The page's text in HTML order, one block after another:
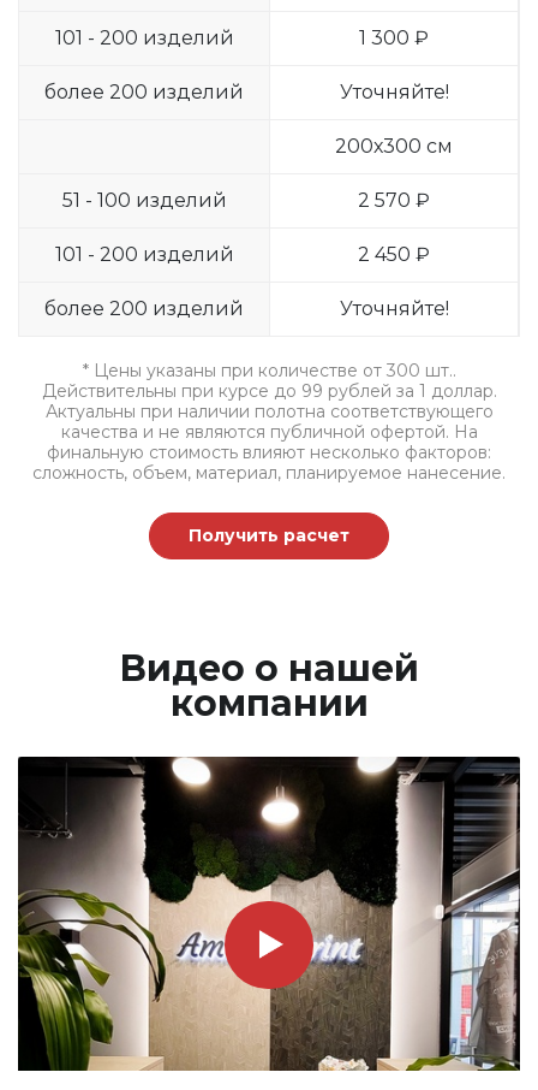
101 - 200 изделий 1 300 ₽
более 200 изделий Уточняйте!
200х300 см
51 - 100 изделий 2 570 ₽
101 - 200 изделий 2 450 ₽
более 200 изделий Уточняйте!
* Цены указаны при количестве от 300 шт..
Действительны при курсе до 99 рублей за 1 доллар.
Актуальны при наличии полотна соответствующего
качества и не являются публичной офертой. На
финальную стоимость влияют несколько факторов:
сложность, объем, материал, планируемое нанесение.
Получить расчет
Видео о нашей
компании